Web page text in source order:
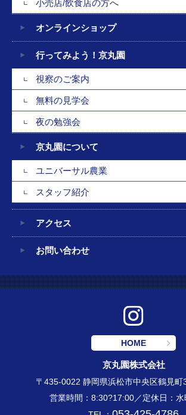
小売店/飲食店の方へ
オンラインショップ
行ってみよう！京丸園
視察のご案内
無料の見学会
夜の勉強会
京丸園について
ユニバーサル農業
スタッフ紹介
アクセス
お問い合わせ
HOME
京丸園株式会社
〒435-0022 静岡県浜松市中央区鶴見
営業時間：8:30?17:00／定休日：水